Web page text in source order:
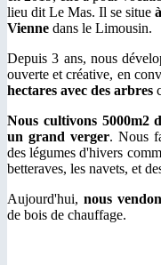
lieu dit Le Mas. Il se situe
Vienne dans le Limousin.
Depuis 3 ans, nous
ouverte et créative, en
hectares avec des arbres
Nous cultivons 5000m2
un grand verger. Nous
des légumes d'hivers
betteraves, les navets, et
Aujourd'hui, nous
de bois de chauffage.